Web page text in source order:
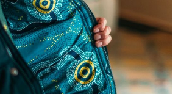
della madre Celia sulla scapola
al 2010, quando Leo aveva 18 anni. Arturo
la sua schiena inun simbolo di
un emblema andino come il condor ad
croce e i nomi dei figli Alonso ed
Ederson, numero 1 del Manchester City,